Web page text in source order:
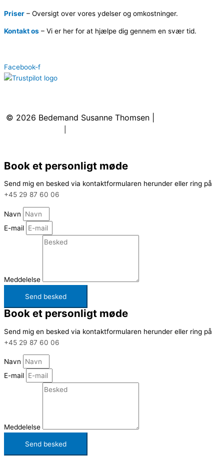
Priser – Oversigt over vores ydelser og omkostninger.
Kontakt os – Vi er her for at hjælpe dig gennem en svær tid.
Facebook-f
© 2026 Bedemand Susanne Thomsen
Book et personligt møde
Send mig en besked via kontaktformularen herunder eller ring på
+45 29 87 60 06
Navn
E-mail
Meddelelse
Send besked
Book et personligt møde
Send mig en besked via kontaktformularen herunder eller ring på
+45 29 87 60 06
Navn
E-mail
Meddelelse
Send besked